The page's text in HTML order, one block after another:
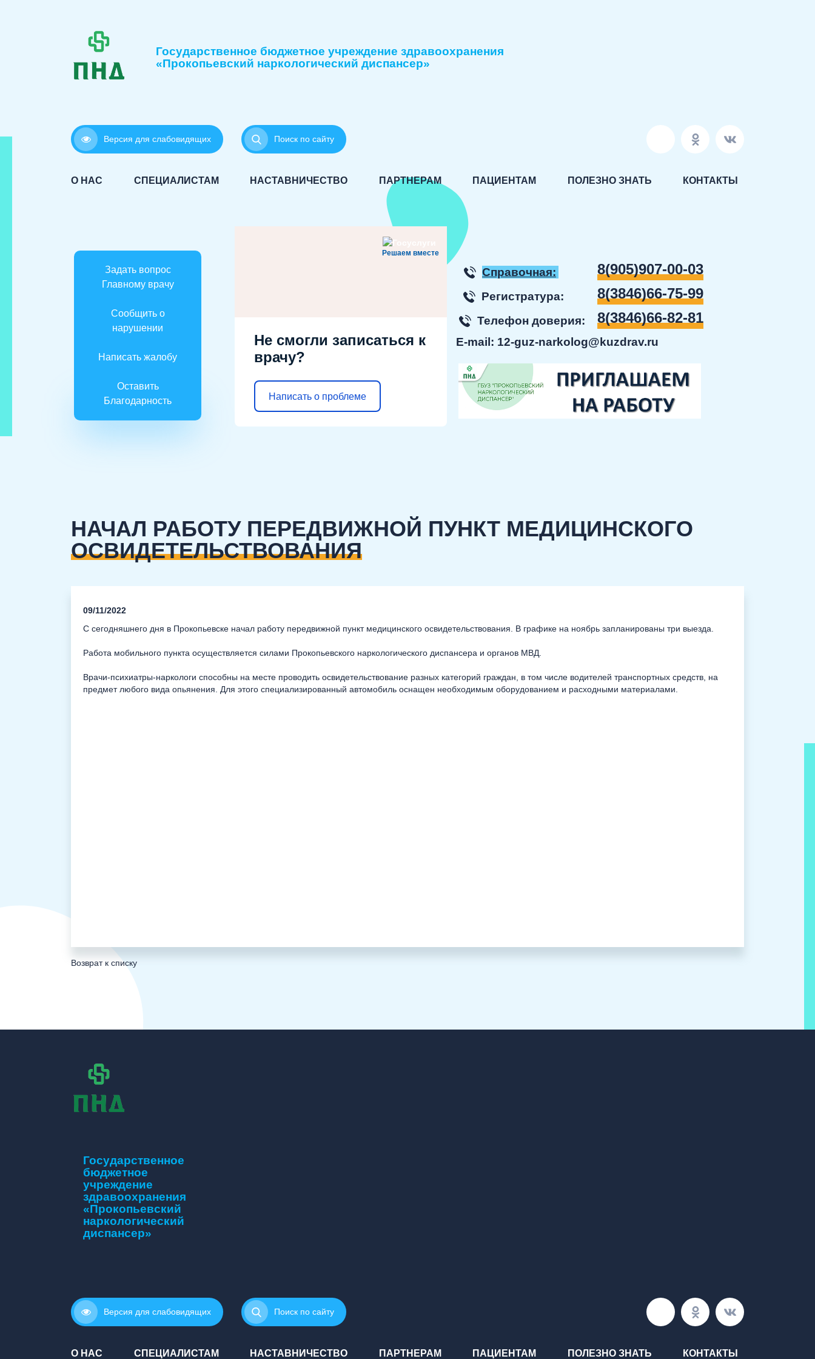
Государственное бюджетное учреждение здравоохранения
«Прокопьевский наркологический диспансер»
Версия для слабовидящих Поиск по сайту
О НАС СПЕЦИАЛИСТАМ НАСТАВНИЧЕСТВО ПАРТНЕРАМ ПАЦИЕНТАМ ПОЛЕЗНО ЗНАТЬ КОНТАКТЫ
Задать вопрос
Главному врачу
Сообщить о
нарушении
Написать жалобу
Оставить
Благодарность
Решаем вместе
Не смогли записаться к
врачу?
Написать о проблеме
Справочная: 8(905)907-00-03
Регистратура: 8(3846)66-75-99
Телефон доверия: 8(3846)66-82-81
E-mail: 12-guz-narkolog@kuzdrav.ru
НАЧАЛ РАБОТУ ПЕРЕДВИЖНОЙ ПУНКТ МЕДИЦИНСКОГО
ОСВИДЕТЕЛЬСТВОВАНИЯ
09/11/2022
С сегодняшнего дня в Прокопьевске начал работу передвижной пункт медицинского освидетельствования. В графике на ноябрь запланированы три выезда.
Работа мобильного пункта осуществляется силами Прокопьевского наркологического диспансера и органов МВД.
Врачи-психиатры-наркологи способны на месте проводить освидетельствование разных категорий граждан, в том числе водителей транспортных средств, на
предмет любого вида опьянения. Для этого специализированный автомобиль оснащен необходимым оборудованием и расходными материалами.
Возврат к списку
Государственное
бюджетное
учреждение
здравоохранения
«Прокопьевский
наркологический
диспансер»
Версия для слабовидящих Поиск по сайту
О НАС СПЕЦИАЛИСТАМ НАСТАВНИЧЕСТВО ПАРТНЕРАМ ПАЦИЕНТАМ ПОЛЕЗНО ЗНАТЬ КОНТАКТЫ